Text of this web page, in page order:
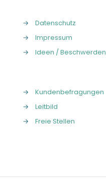
→
Datenschutz
→
Impressum
→
Ideen / Beschwerden
→
Kundenbefragungen
→
Leitbild
→
Freie Stellen